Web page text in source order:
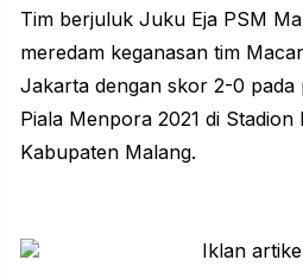
Tim berjuluk Juku Eja PSM
meredam keganasan tim
Jakarta dengan skor 2-0 pada
Piala Menpora 2021 di Stadion
Kabupaten Malang.